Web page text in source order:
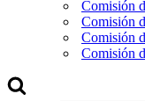
Comisión
Comisión
Comisión
Comisión